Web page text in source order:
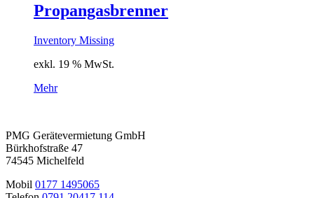
Propangasbrenner
Inventory Missing
exkl. 19 % MwSt.
Mehr
PMG Gerätevermietung GmbH
Bürkhofstraße 47
74545 Michelfeld
Mobil 0177 1495065